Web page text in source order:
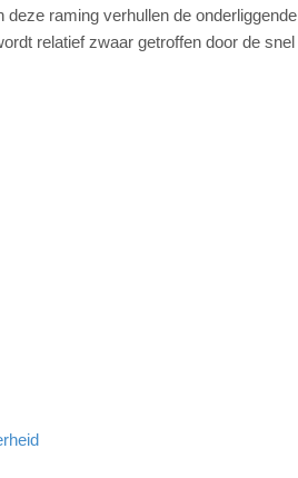
raming verhullen de onderliggende
relatief zwaar getroffen door de snel